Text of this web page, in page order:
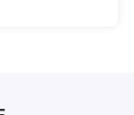
roscad